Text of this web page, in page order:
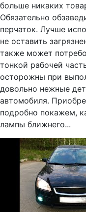
больше никаких
Обязательно
перчаток. Лучше
не оставить
также может
тонкой рабочей
осторожны при
довольно нежные
автомобиля.
подробно покажем,
лампы ближнего...